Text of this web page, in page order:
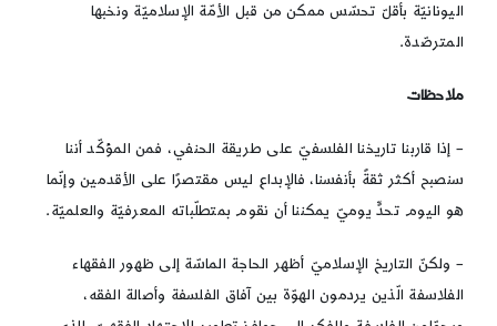
اليونانيّة بأقلّ تحسّس ممكن من قبل الأمّة الإسلاميّة ونخبها
المترصّدة.
ملاحظات
– إذا قاربنا تاريخنا الفلسفيّ على طريقة الحنفي، فمن المؤكّد أننا
سنصبح أكثر ثقةً بأنفسنا، فالإبداع ليس مقتصرًا على الأقدمين وإنّما
هو اليوم تحدٍّ يوميّ يمكننا أن نقوم بمتطلّباته المعرفيّة والعلميّة.
– ولكنّ التاريخ الإسلاميّ أظهر الحاجة الماسّة إلى ظهور الفقهاء
الفلاسفة الّذين يردمون الهوّة بين آفاق الفلسفة وأصالة الفقه،